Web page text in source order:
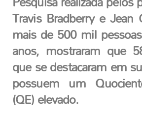
Travis Bradberry e Jean
mais de 500 mil
anos, mostraram que
que se destacaram em
possuem um
(QE) elevado.